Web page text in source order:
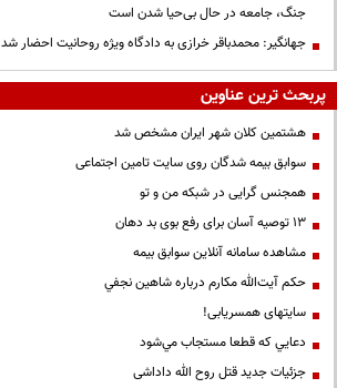
جنگ، جامعه در حال بی‌حیا شدن است
جهانگیر: محمدباقر خرازی به دادگاه ویژه روحانیت احضار شد
پربحث ترین عناوین
هشتمین کلان شهر ایران مشخص شد
سوابق بیمه شدگان روی سایت تامین اجتماعی
همجنس گرایی در شبکه من و تو
13 توصیه آسان برای رفع بوی بد دهان
مشاهده سامانه آنلاين سوابق بیمه
حكم آيت‌الله مكارم درباره شاهين نجفي
سایتهای همسریابی!
دعايي كه قطعا مستجاب مي‌شود
جزئیات جدید قتل روح الله داداشی